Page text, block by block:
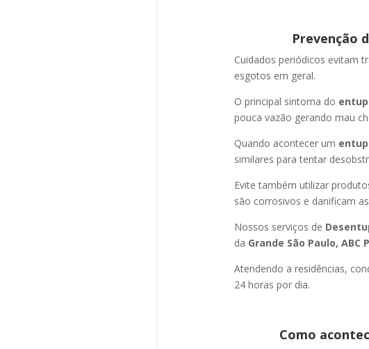
Prevenção
Cuidados periódicos evitam
esgotos em geral.
O principal sintoma do
pouca vazão gerando mau
Quando acontecer um
similares para tentar
Evite também utilizar
são corrosivos e danificam
Nossos serviços de
da Grande São Paulo,
Atendendo a residências,
24 horas por dia.
Como